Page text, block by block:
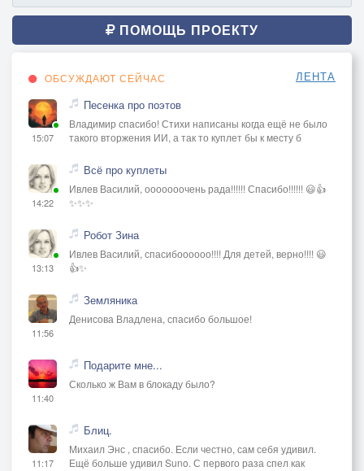
ПОМОЩЬ ПРОЕКТУ
ОБСУЖДАЮТ СЕЙЧАС ЛЕНТА
15:07
Песенка про поэтов
Владимир спасибо! Стихи написаны когда ещё не было
такого вторжения ИИ, а так то куплет бы к месту б
14:22
Всё про куплеты
Ивлев Василий, ооооооочень рада!!!!!! Спасибо!!!!!! 😃👍
✨✨✨
13:13
Робот Зина
Ивлев Василий, спасибоооооо!!!! Для детей, верно!!!! 😃
👍✨
11:56
Земляника
Денисова Владлена, спасибо большое!
11:40
Подарите мне...
Сколько ж Вам в блокаду было?
11:17
Блиц.
Михаил Энс , спасибо. Если честно, сам себя удивил.
Ещё больше удивил Suno. С первого раза спел как